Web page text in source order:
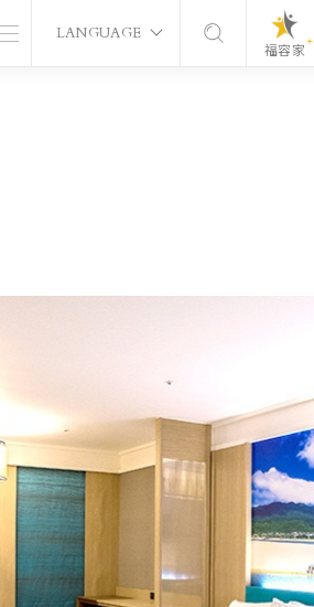
LANGUAGE
福容家